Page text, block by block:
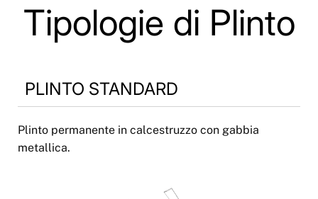
Tipologie di Plinto
PLINTO STANDARD
Plinto permanente in calcestruzzo con gabbia
metallica.